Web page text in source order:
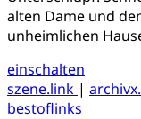
alten Dame und
unheimlichen
einschalten
szene.link |
bestoflinks